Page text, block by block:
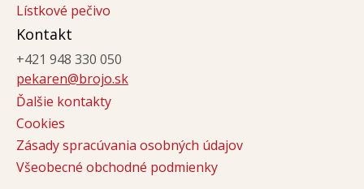
Lístkové pečivo
Kontakt
+421 948 330 050
pekaren@brojo.sk
Ďalšie kontakty
Cookies
Zásady spracúvania osobných údajov
Všeobecné obchodné podmienky